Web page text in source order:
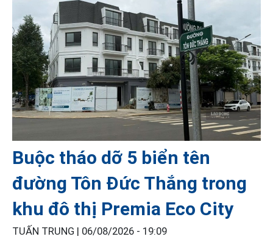
Buộc tháo dỡ 5 biển tên
đường Tôn Đức Thắng trong
khu đô thị Premia Eco City
TUẤN TRUNG | 06/08/2026 - 19:09